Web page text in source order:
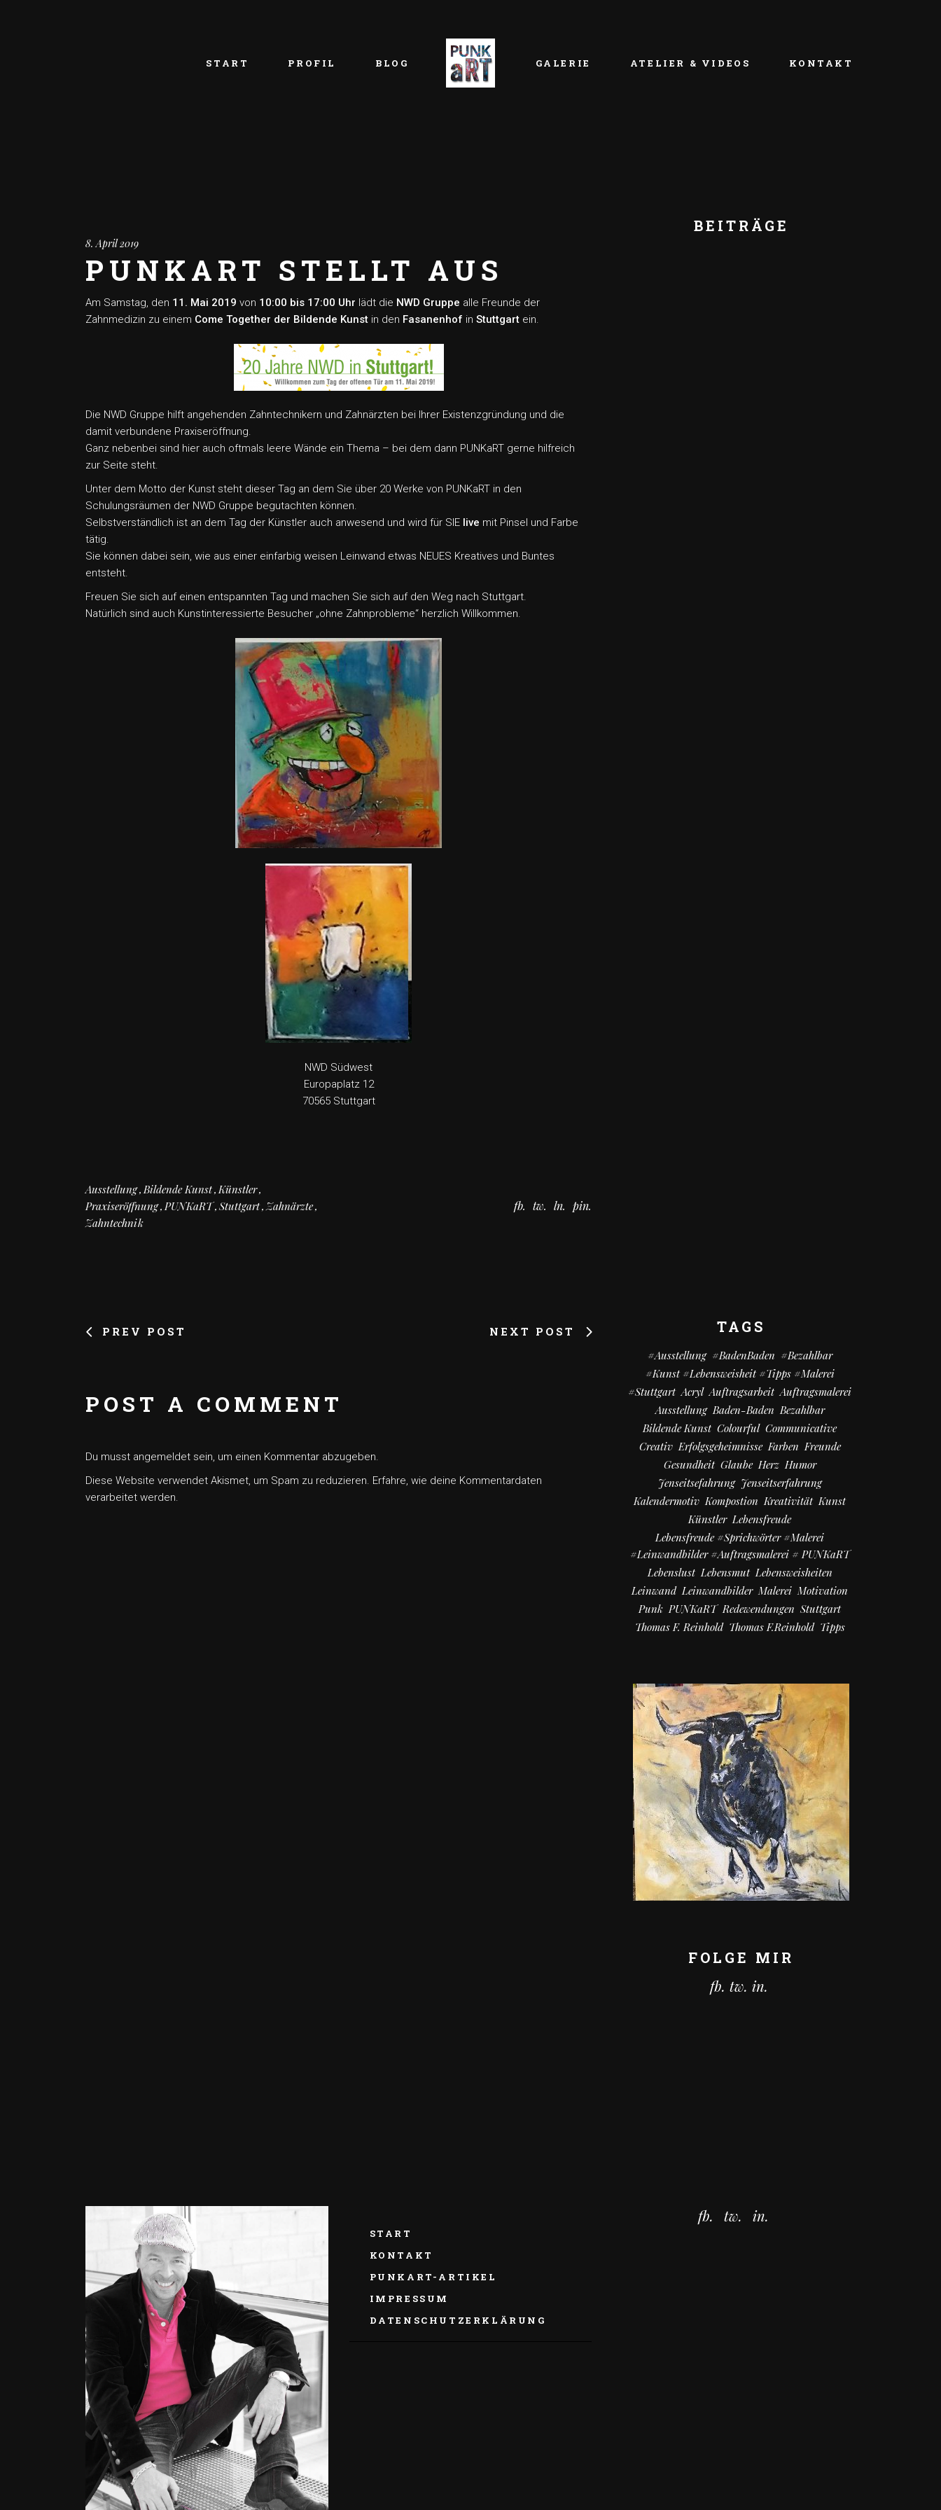
START PROFIL BLOG GALERIE ATELIER & VIDEOS KONTAKT
8. April 2019
PUNKART STELLT AUS
Am Samstag, den 11. Mai 2019 von 10:00 bis 17:00 Uhr lädt die NWD Gruppe alle Freunde der
Zahnmedizin zu einem Come Together der Bildende Kunst in den Fasanenhof in Stuttgart ein.
Die NWD Gruppe hilft angehenden Zahntechnikern und Zahnärzten bei Ihrer Existenzgründung und die
damit verbundene Praxiseröffnung.
Ganz nebenbei sind hier auch oftmals leere Wände ein Thema – bei dem dann PUNKaRT gerne hilfreich
zur Seite steht.
Unter dem Motto der Kunst steht dieser Tag an dem Sie über 20 Werke von PUNKaRT in den
Schulungsräumen der NWD Gruppe begutachten können.
Selbstverständlich ist an dem Tag der Künstler auch anwesend und wird für SIE live mit Pinsel und Farbe
tätig.
Sie können dabei sein, wie aus einer einfarbig weisen Leinwand etwas NEUES Kreatives und Buntes
entsteht.
Freuen Sie sich auf einen entspannten Tag und machen Sie sich auf den Weg nach Stuttgart.
Natürlich sind auch Kunstinteressierte Besucher „ohne Zahnprobleme“ herzlich Willkommen.
NWD Südwest
Europaplatz 12
70565 Stuttgart
Ausstellung Bildende Kunst Künstler
Praxiseröffnung PUNKaRT Stuttgart Zahnärzte
Zahntechnik
fb tw ln pin
PREV POST NEXT POST
POST A COMMENT
Du musst angemeldet sein, um einen Kommentar abzugeben.
Diese Website verwendet Akismet, um Spam zu reduzieren. Erfahre, wie deine Kommentardaten
verarbeitet werden.
BEITRÄGE
TAGS
#Ausstellung #BadenBaden #bezahlbar
#kunst #Lebensweisheit #Tipps #Malerei
#Stuttgart Acryl Auftragsarbeit Auftragsmalerei
Ausstellung Baden-Baden Bezahlbar
Bildende Kunst Colourful Communicative
Creativ Erfolgsgeheimnisse Farben Freunde
Gesundheit Glaube Herz Humor
Jenseitsefahrung Jenseitserfahrung
Kalendermotiv Kompostion Kreativität Kunst
Künstler Lebensfreude
Lebensfreude #Sprichwörter #Malerei
#Leinwandbilder #Auftragsmalerei # PUNKaRT
Lebenslust Lebensmut Lebensweisheiten
Leinwand Leinwandbilder Malerei Motivation
Punk PUNKaRT Redewendungen Stuttgart
Thomas F. Reinhold Thomas F.Reinhold Tipps
FOLGE MIR
fb. tw. in.
START
KONTAKT
PUNKART-ARTIKEL
IMPRESSUM
DATENSCHUTZERKLÄRUNG
fb. tw. in.